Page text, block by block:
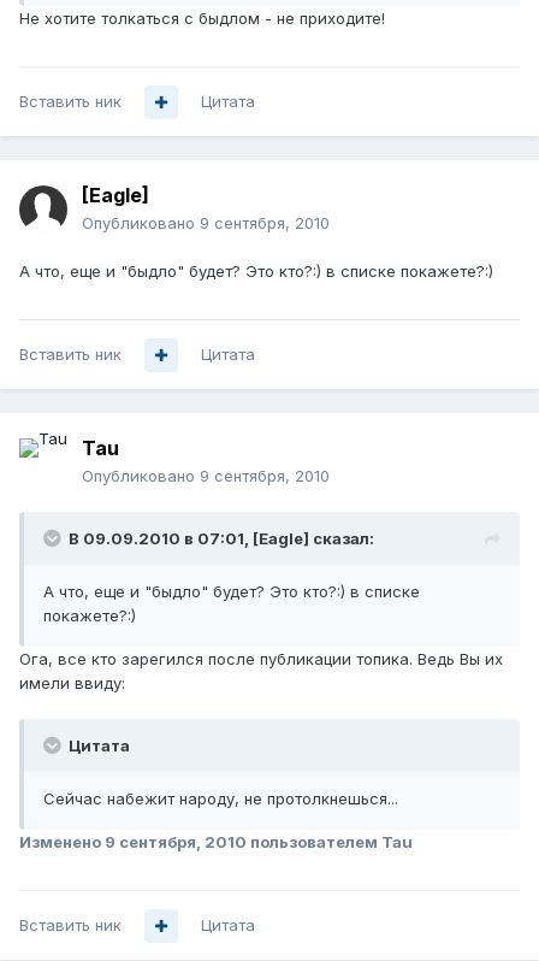
Не хотите толкаться с быдлом - не приходите!
Вставить ник Цитата
[Eagle]
Опубликовано 9 сентября, 2010
А что, еще и "быдло" будет? Это кто?:) в списке покажете?:)
Вставить ник Цитата
Tau
Опубликовано 9 сентября, 2010
В 09.09.2010 в 07:01, [Eagle] сказал:
А что, еще и "быдло" будет? Это кто?:) в списке
покажете?:)
Ога, все кто зарегился после публикации топика. Ведь Вы их
имели ввиду:
Цитата
Сейчас набежит народу, не протолкнешься...
Изменено 9 сентября, 2010 пользователем Tau
Вставить ник Цитата